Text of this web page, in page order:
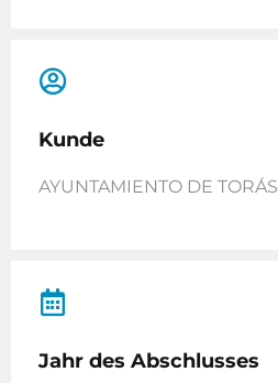
Kunde
AYUNTAMIENTO DE TORÁS
Jahr des Abschlusses